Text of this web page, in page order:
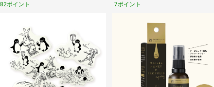
82ポイント 7ポイント